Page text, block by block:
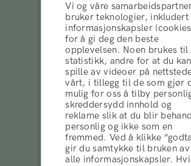
vilkår og betingelser
Vi og våre
bruker teknologier, inkludert
informasjonskapsler
for å gi deg den beste
opplevelsen. Noen brukes til
statistikk, andre for at du kan
spille av videoer på
vårt, i tillegg til de som gjør
mulig for oss å tilby
skreddersydd innhold og
reklame slik at du blir
personlig og ikke som en
fremmed. Ved å klikke
gir du samtykke til bruken av
alle informasjonskapsler.